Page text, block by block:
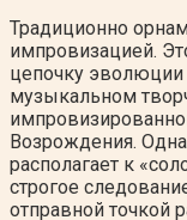
Традиционно
импровизацией.
цепочку
музыкальном
Возрождения.
располагает к
строгое
отправной точкой